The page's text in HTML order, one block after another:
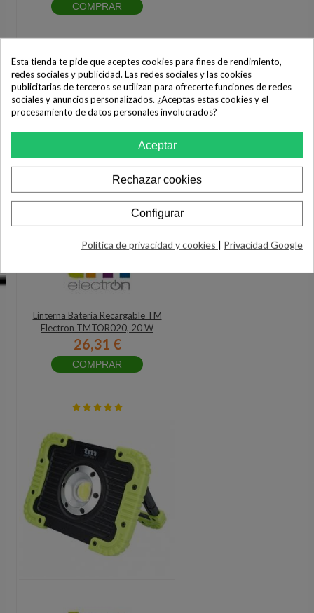
COMPRAR
Linterna Batería Recargable TM
Electron TMTOR020, 20 W
26,31 €
COMPRAR
Esta tienda te pide que aceptes cookies para fines de rendimiento,
redes sociales y publicidad. Las redes sociales y las cookies
publicitarias de terceros se utilizan para ofrecerte funciones de redes
sociales y anuncios personalizados. ¿Aceptas estas cookies y el
procesamiento de datos personales involucrados?
Aceptar
Rechazar cookies
Configurar
Política de privacidad y cookies | Privacidad Google